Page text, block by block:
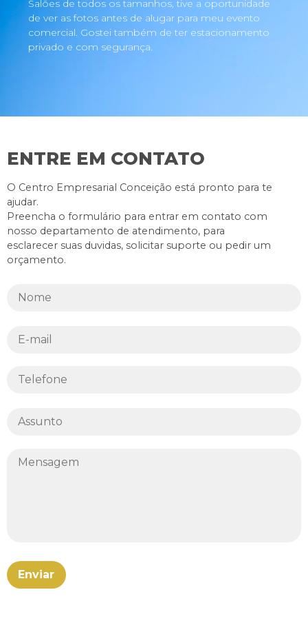
Salões de todos os tamanhos, tive a oportunidade
de ver as fotos antes de alugar para meu evento
comercial. Gostei também de ter estacionamento
privado e com segurança.
ENTRE EM CONTATO
O Centro Empresarial Conceição está pronto para te
ajudar.
Preencha o formulário para entrar em contato com
nosso departamento de atendimento, para
esclarecer suas duvidas, solicitar suporte ou pedir um
orçamento.